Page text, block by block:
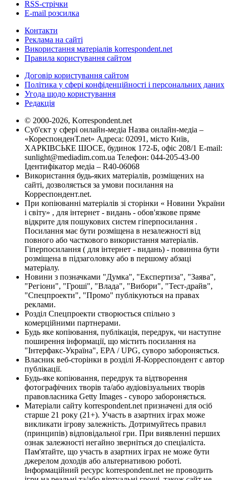
RSS-стрічки
E-mail розсилка
Контакти
Реклама на сайті
Використання матеріалів korrespondent.net
Правила користування сайтом
Договір користування сайтом
Політика у сфері конфіденційності і персональних даних
Угода щодо користування
Редакція
© 2000-2026, Korrespondent.net
Суб'єкт у сфері онлайн-медіа Назва онлайн-медіа –
«КореспонденТ.net» Адреса: 02091, місто Київ,
ХАРКІВСЬКЕ ШОСЕ, будинок 172-Б, офіс 208/1 E-mail:
sunlight@mediadim.com.ua Телефон: 044-205-43-00
Ідентифікатор медіа – R40-06068
Використання будь-яких матеріалів, розміщених на
сайті, дозволяється за умови посилання на
Корреспондент.net.
При копіюванні матеріалів зі сторінки « Новини України
і світу» , для інтернет - видань - обов'язкове пряме
відкрите для пошукових систем гіперпосилання .
Посилання має бути розміщена в незалежності від
повного або часткового використання матеріалів.
Гіперпосилання ( для інтернет - видань) - повинна бути
розміщена в підзаголовку або в першому абзаці
матеріалу.
Новини з позначками "Думка", "Експертиза", "Заява",
"Регіони", "Гроші", "Влада", "Вибори", "Тест-драйв",
"Спецпроекти", "Промо" публікуються на правах
реклами.
Розділ Спецпроекти створюється спільно з
комерційними партнерами.
Будь яке копіювання, публікація, передрук, чи наступне
поширення інформації, що містить посилання на
"Інтерфакс-Україна", EPA / UPG, суворо забороняється.
Власник веб-сторінки в розділі Я-Корреспондент є автор
публікації.
Будь-яке копіювання, передрук та відтворення
фотографічних творів та/або аудіовізуальних творів
правовласника Getty Images - суворо забороняється.
Матеріали сайту korrespondent.net призначені для осіб
старше 21 року (21+). Участь в азартних іграх може
викликати ігрову залежність. Дотримуйтесь правил
(принципів) відповідальної гри. При виявленні перших
ознак залежності негайно зверніться до спеціаліста.
Пам'ятайте, що участь в азартних іграх не може бути
джерелом доходів або альтернативою роботі.
Інформаційний ресурс korrespondent.net не проводить